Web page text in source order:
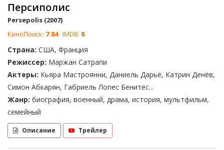
Персиполис
Persepolis (2007)
КиноПоиск: 7.84 IMDB: 8
Страна: США, Франция
Режиссер: Маржан Сатрапи
Актеры: Кьяра Мастроянни, Даниель Дарьё, Катрин Денёв,
Симон Абкарян, Габриель Лопес Бенитес...
Жанр: биография, военный, драма, история, мультфильм,
семейный
Описание Трейлер